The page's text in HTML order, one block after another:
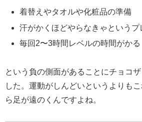
着替えやタオルや化粧品の準備
汗がかくほどやらなきゃというプ
毎回2〜3時間レベルの時間がかる
という負の側面があることにチョコ
した。運動がしんどいというよりも
ら足が遠のくんですよね。